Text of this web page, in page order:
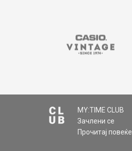
ИСПРАТИ
MY:TIME CLUB
Зачлени се
Прочитај повеќе